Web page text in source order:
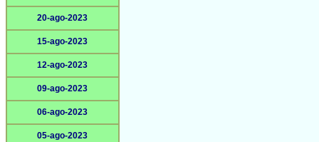
20-ago-2023
15-ago-2023
12-ago-2023
09-ago-2023
06-ago-2023
05-ago-2023